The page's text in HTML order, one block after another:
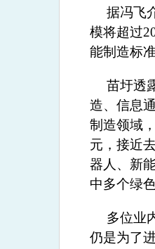
据冯飞
模将超过
能制造标
苗圩透
造、信息
制造领域
元，接近
器人、新
中多个绿
多位业
仍是为了